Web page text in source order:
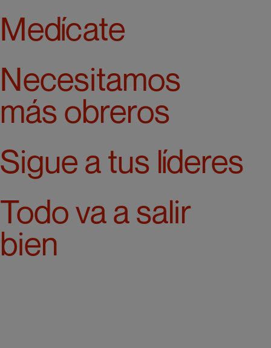
Medícate
Necesitamos
más obreros
Sigue a tus líderes
Todo va a salir
bien